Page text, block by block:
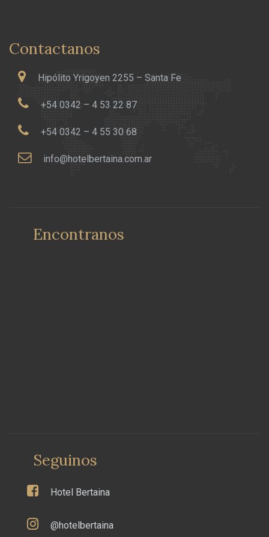
Contactanos
Hipólito Yrigoyen 2255 – Santa Fe
+54 0342 – 4 53 22 87
+54 0342 – 4 55 30 68
info@hotelbertaina.com.ar
Encontranos
Seguinos
Hotel Bertaina
@hotelbertaina